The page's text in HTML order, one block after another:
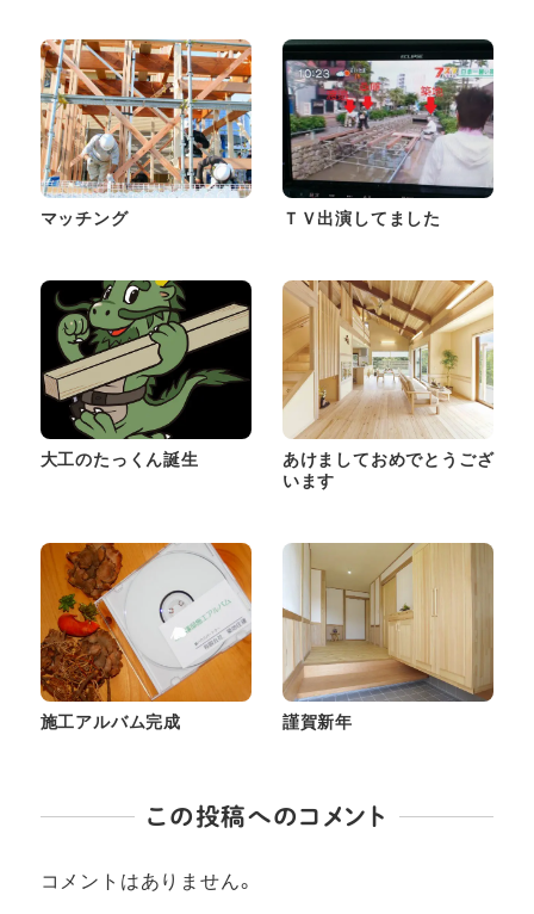
マッチング ＴＶ出演してました
大工のたっくん誕生
あけましておめでとうござ
います
施工アルバム完成 謹賀新年
この投稿へのコメント
コメントはありません。